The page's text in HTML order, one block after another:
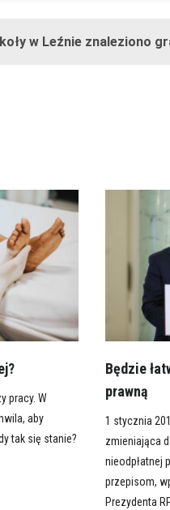
w Leźnie znaleziono
pracy. W
aby
tak się stanie?
Będzie
prawną
1 stycznia
zmieniająca
nieodpłatnej
przepisom,
Prezydenta